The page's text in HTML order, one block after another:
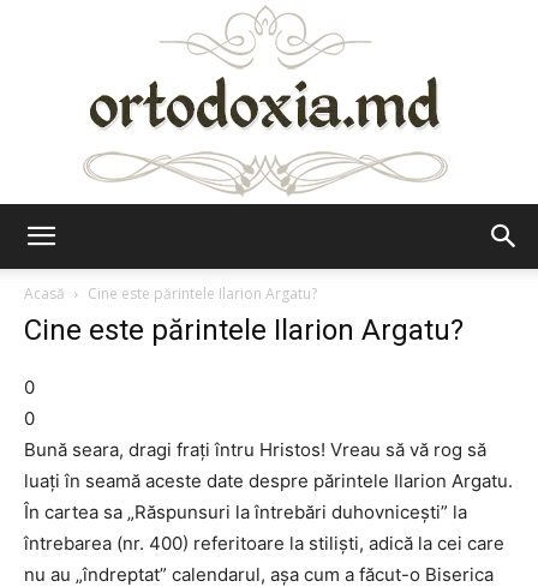
Acasă
Cine este părintele Ilarion Argatu?
Cine este părintele Ilarion Argatu?
0
0
Bună seara, dragi fraţi întru Hristos! Vreau să vă rog să
luaţi în seamă aceste date despre părintele Ilarion Argatu.
În cartea sa „Răspunsuri la întrebări duhovniceşti” la
întrebarea (nr. 400) referitoare la stilişti, adică la cei care
nu au „îndreptat” calendarul, aşa cum a făcut-o Biserica